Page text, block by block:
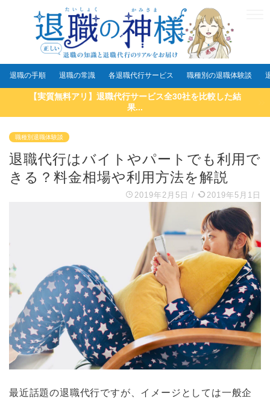
退職の手順 退職の常識 各退職代行サービス 職種別の退職体験談
【実質無料アリ】退職代行サービス全30社を比較した結
果...
職種別退職体験談
退職代行はバイトやパートでも利用で
きる？料金相場や利用方法を解説
2019年2月5日 / 2019年5月1日
最近話題の退職代行ですが、イメージとしては一般企